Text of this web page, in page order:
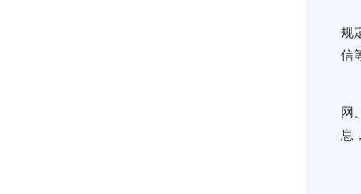
规
信
网
息